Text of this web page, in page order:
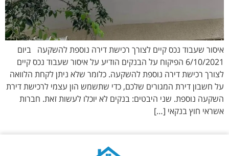
איסור שעבוד נכס קיים לצורך רכישת דירה נוספת להשקעה ביום
6/10/2021 הפיקוח על הבנקים הודיע על איסור שעבוד נכס קיים
לצורך רכישת דירה נוספת להשקעה. כלומר שלא ניתן לקחת הלוואה
על חשבון דירת המגורים שלכם, כדי שתשמש הון עצמי לרכישת דירת
השקעה נוספת. שני היבטים: בנקים לא יוכלו לעשות זאת. חברות
אשראי חוץ בנקאי […]